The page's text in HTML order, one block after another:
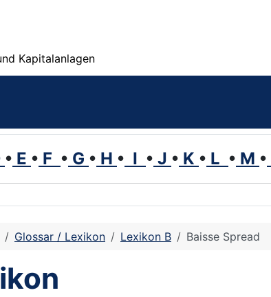
Kapitalanlagen
• E • F • G • H • I • J • K • L • M •
Glossar / Lexikon Lexikon B Baisse Spread